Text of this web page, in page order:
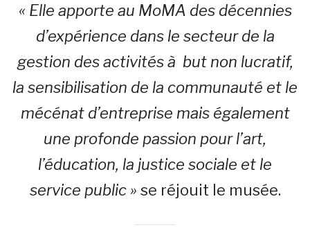
« Elle apporte au MoMA des décennies
d’expérience dans le secteur de la
gestion des activités à but non lucratif,
la sensibilisation de la communauté et le
mécénat d’entreprise mais également
une profonde passion pour l’art,
l’éducation, la justice sociale et le
service public » se réjouit le musée.